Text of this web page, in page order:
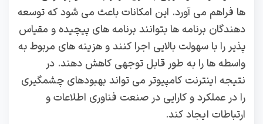
ها فراهم می‌ آورد. این امکانات باعث می‌ شود که توسعه‌
دهندگان برنامه‌ ها بتوانند برنامه‌ های پیچیده و مقیاس‌
پذیر را با سهولت بالایی اجرا کنند و هزینه‌ های مربوط به
واسطه‌ ها را به طور قابل توجهی کاهش دهند. در
نتیجه اینترنت کامپیوتر می‌ تواند بهبودهای چشمگیری
را در عملکرد و کارایی در صنعت فناوری اطلاعات و
ارتباطات ایجاد کند.